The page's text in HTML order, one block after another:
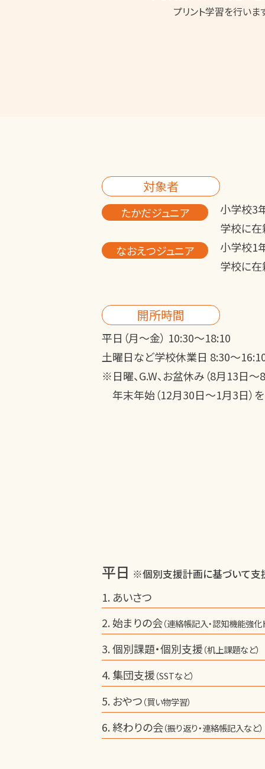
プリント学習を行いま
対象者
たかだジュニア
小学校3
学校に在
なおえつジュニア
小学校1
学校に在
開所時間
平日（月～金） 10:30～18:10
土曜日など学校休業日 8:30～
※日曜、G.W、お盆休み（8月13日～
年末年始（12月30日～1月3日）を
平日 ※個別支援計画に基づいて支
あいさつ
始まりの会（連絡帳記入・認知機能強化
個別課題・個別支援（机上課題など）
集団支援（SSTなど）
おやつ（買い物学習）
終わりの会（振り返り・連絡帳記入など）